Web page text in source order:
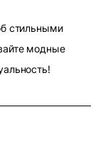
стильными
модные